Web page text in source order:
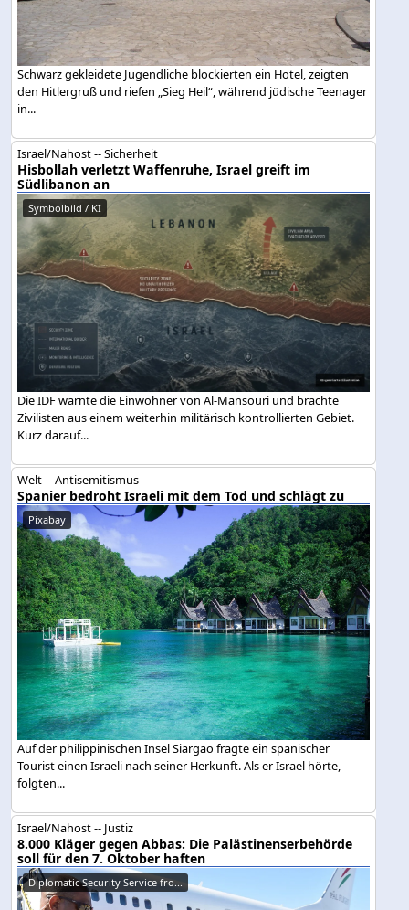
Schwarz gekleidete Jugendliche blockierten ein Hotel, zeigten
den Hitlergruß und riefen „Sieg Heil“, während jüdische Teenager
in...
Israel/Nahost -- Sicherheit
Hisbollah verletzt Waffenruhe, Israel greift im
Südlibanon an
Symbolbild / KI
Die IDF warnte die Einwohner von Al-Mansouri und brachte
Zivilisten aus einem weiterhin militärisch kontrollierten Gebiet.
Kurz darauf...
Welt -- Antisemitismus
Spanier bedroht Israeli mit dem Tod und schlägt zu
Pixabay
Auf der philippinischen Insel Siargao fragte ein spanischer
Tourist einen Israeli nach seiner Herkunft. Als er Israel hörte,
folgten...
Israel/Nahost -- Justiz
8.000 Kläger gegen Abbas: Die Palästinenserbehörde
soll für den 7. Oktober haften
Diplomatic Security Service fro...